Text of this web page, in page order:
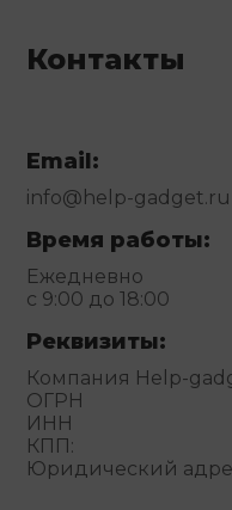
Контакты
Email:
info@help-gadget.ru
Время работы:
Ежедневно
с 9:00 до 18:00
Реквизиты:
Компания Help-
ОГРН
ИНН
КПП:
Юридический